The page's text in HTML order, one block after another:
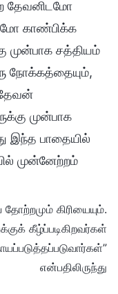
தேவனிடமோ
காண்பிக்க
முன்பாக சத்தியம்
நோக்கத்தையும்,
முன்பாக
இந்த பாதையில்
முன்னேற்றம்
கிரியையும்.
கீழ்ப்படிகிறவர்கள்
என்பதிலிருந்து